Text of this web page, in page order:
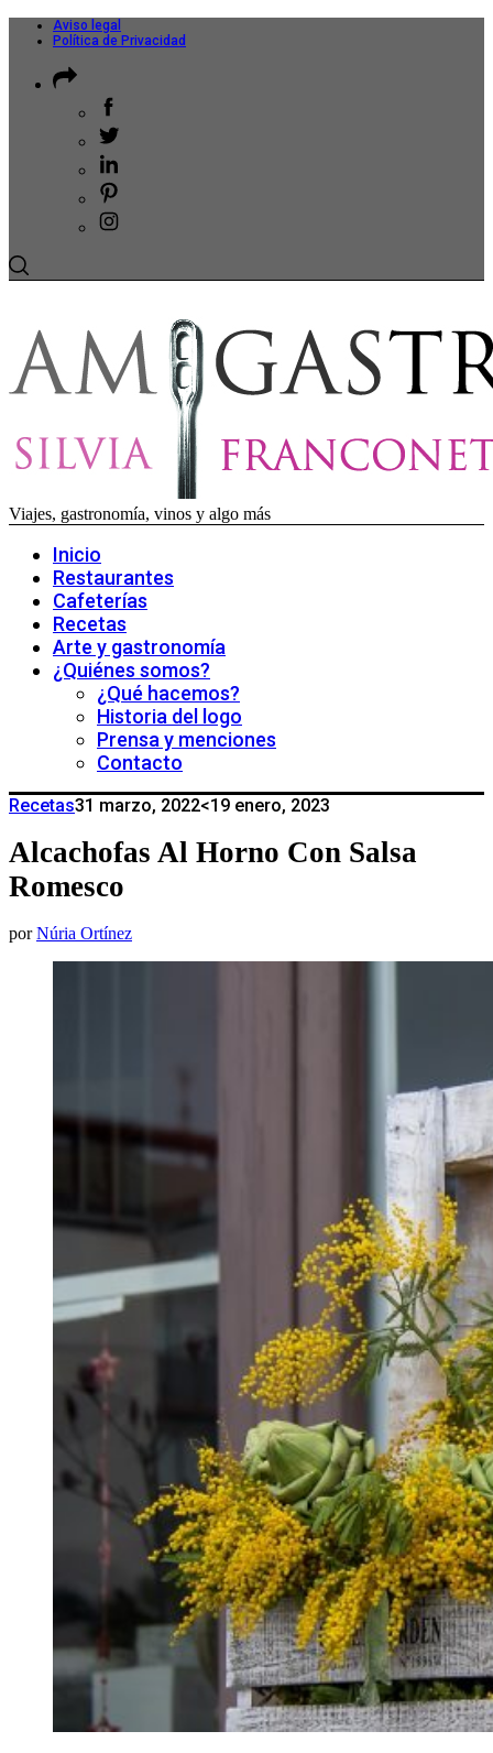
Aviso legal
Política de Privacidad
Viajes, gastronomía, vinos y algo más
Inicio
Restaurantes
Cafeterías
Recetas
Arte y gastronomía
¿Quiénes somos?
¿Qué hacemos?
Historia del logo
Prensa y menciones
Contacto
Recetas31 marzo, 2022<19 enero, 2023
Alcachofas Al Horno Con Salsa
Romesco
por Núria Ortínez